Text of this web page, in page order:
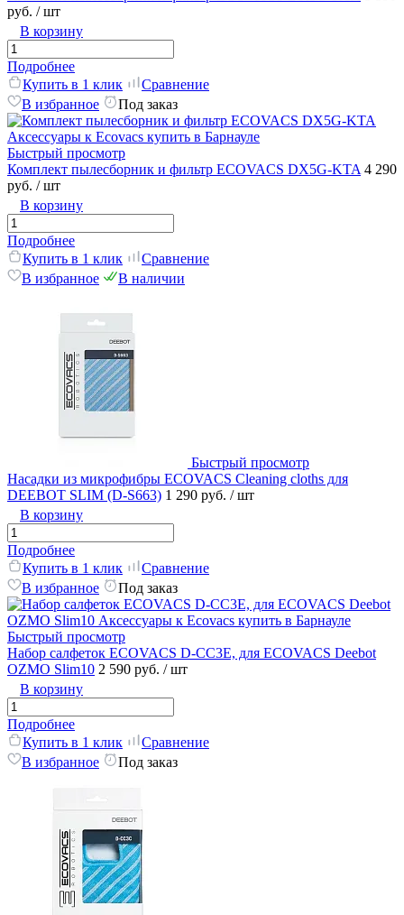
руб. / шт
В корзину
Подробнее
Купить в 1 клик
Сравнение
В избранное
Под заказ
Быстрый просмотр
Комплект пылесборник и фильтр ECOVACS DX5G-KTA 4 290
руб. / шт
В корзину
Подробнее
Купить в 1 клик
Сравнение
В избранное
В наличии
Быстрый просмотр
Насадки из микрофибры ECOVACS Cleaning cloths для
DEEBOT SLIM (D-S663) 1 290 руб. / шт
В корзину
Подробнее
Купить в 1 клик
Сравнение
В избранное
Под заказ
Быстрый просмотр
Набор салфеток ECOVACS D-CC3E, для ECOVACS Deebot
OZMO Slim10 2 590 руб. / шт
В корзину
Подробнее
Купить в 1 клик
Сравнение
В избранное
Под заказ